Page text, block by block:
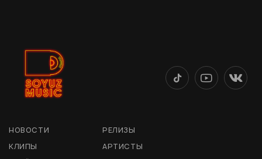
НОВОСТИ
РЕЛИЗЫ
КЛИПЫ
АРТИСТЫ